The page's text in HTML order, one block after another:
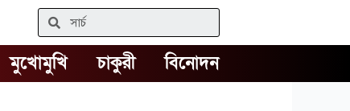
Search
মুখোমুখি চাকুরী বিনোদন